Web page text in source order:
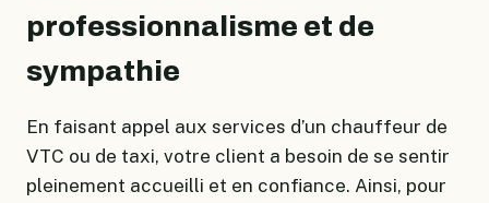
professionnalisme et de
sympathie
En faisant appel aux services d’un chauffeur de
VTC ou de taxi, votre client a besoin de se sentir
pleinement accueilli et en confiance. Ainsi, pour